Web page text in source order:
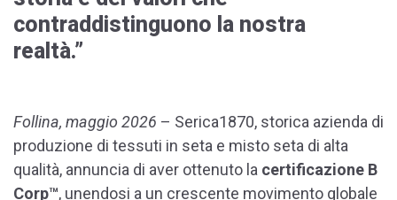
contraddistinguono la nostra
realtà.”
Follina, maggio 2026 – Serica1870, storica azienda di
produzione di tessuti in seta e misto seta di alta
qualità, annuncia di aver ottenuto la certificazione B
Corp™, unendosi a un crescente movimento globale